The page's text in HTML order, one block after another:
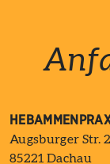
Augsburger Str.
85221 Dachau